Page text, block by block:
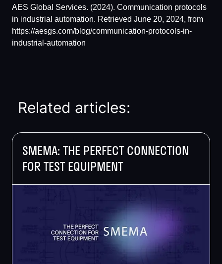
AES Global Services. (2024). Communication protocols
in industrial automation. Retrieved June 20, 2024, from
https://aesgs.com/blog/communication-protocols-in-
industrial-automation
Related articles:
SMEMA: THE PERFECT CONNECTION
FOR TEST EQUIPMENT